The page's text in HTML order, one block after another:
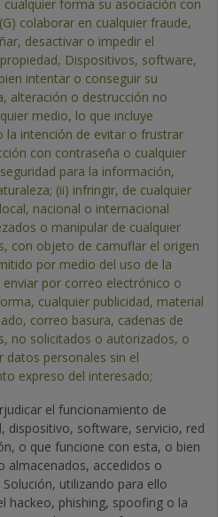
forma su asociación con
colaborar en cualquier fraude,
desactivar o impedir el
Dispositivos, software,
intentar o conseguir su
alteración o destrucción no
medio, lo que incluye
la intención de evitar o frustrar
con contraseña o cualquier
para la información,
(ii) infringir, de cualquier
nacional o internacional
o manipular de cualquier
con objeto de camuflar el origen
por medio del uso de la
enviar por correo electrónico o
cualquier publicidad, material
correo basura, cadenas de
no solicitados o autorizados, o
datos personales sin el
expreso del interesado;
el funcionamiento de
dispositivo, software, servicio, red
o que funcione con esta, o bien
almacenados, accedidos o
utilizando para ello
hackeo, phishing, spoofing o la